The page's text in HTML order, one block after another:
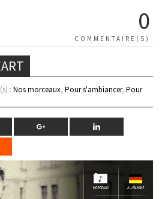
0
COMMENTAIRE(S)
: Nos morceaux, Pour s'ambiancer, Pour